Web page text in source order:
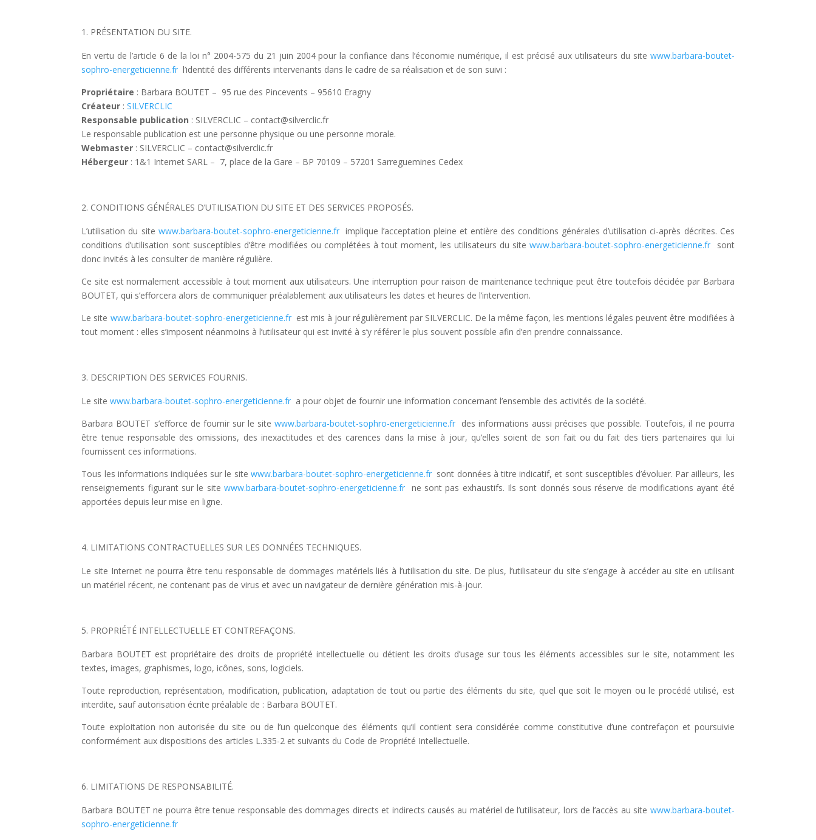
PRÉSENTATION DU SITE.
En vertu de l’article 6 de la loi n° 2004-575 du 21 juin 2004 pour la confiance dans l’économie numérique, il est précisé aux utilisateurs du site www.barbara-boutet-
sophro-energeticienne.fr l’identité des différents intervenants dans le cadre de sa réalisation et de son suivi :
Propriétaire : Barbara BOUTET – 95 rue des Pincevents – 95610 Eragny
Créateur :SILVERCLIC
Responsable publication : SILVERCLIC – contact@silverclic.fr
Le responsable publication est une personne physique ou une personne morale.
Webmaster : SILVERCLIC – contact@silverclic.fr
Hébergeur : 1&1 Internet SARL – 7, place de la Gare – BP 70109 – 57201 Sarreguemines Cedex
CONDITIONS GÉNÉRALES D’UTILISATION DU SITE ET DES SERVICES PROPOSÉS.
L’utilisation du site www.barbara-boutet-sophro-energeticienne.fr implique l’acceptation pleine et entière des conditions générales d’utilisation ci-après décrites. Ces
conditions d’utilisation sont susceptibles d’être modifiées ou complétées à tout moment, les utilisateurs du sitewww.barbara-boutet-sophro-energeticienne.fr
sont
donc invités à les consulter de manière régulière.
Ce site est normalement accessible à tout moment aux utilisateurs. Une interruption pour raison de maintenance technique peut être toutefois décidée par Barbara
BOUTET, qui s’efforcera alors de communiquer préalablement aux utilisateurs les dates et heures de l’intervention.
Le site www.barbara-boutet-sophro-energeticienne.fr est mis à jour régulièrement par SILVERCLIC. De la même façon, les mentions légales peuvent être modifiées à
tout moment : elles s’imposent néanmoins à l’utilisateur qui est invité à s’y référer le plus souvent possible afin d’en prendre connaissance.
DESCRIPTION DES SERVICES FOURNIS.
Le sitewww.barbara-boutet-sophro-energeticienne.fr a pour objet de fournir une information concernant l’ensemble des activités de la société.
Barbara BOUTET s’efforce de fournir sur le site www.barbara-boutet-sophro-energeticienne.fr des informations aussi précises que possible. Toutefois, il ne pourra
être tenue responsable des omissions, des inexactitudes et des carences dans la mise à jour, qu’elles soient de son fait ou du fait des tiers partenaires qui lui
fournissent ces informations.
Tous les informations indiquées sur le site www.barbara-boutet-sophro-energeticienne.fr sont données à titre indicatif, et sont susceptibles d’évoluer. Par ailleurs, les
renseignements figurant sur le sitewww.barbara-boutet-sophro-energeticienne.fr ne sont pas exhaustifs. Ils sont donnés sous réserve de modifications ayant été
apportées depuis leur mise en ligne.
LIMITATIONS CONTRACTUELLES SUR LES DONNÉES TECHNIQUES.
Le site Internet ne pourra être tenu responsable de dommages matériels liés à l’utilisation du site. De plus, l’utilisateur du site s’engage à accéder au site en utilisant
un matériel récent, ne contenant pas de virus et avec un navigateur de dernière génération mis-à-jour.
PROPRIÉTÉ INTELLECTUELLE ET CONTREFAÇONS.
Barbara BOUTET est propriétaire des droits de propriété intellectuelle ou détient les droits d’usage sur tous les éléments accessibles sur le site, notamment les
textes, images, graphismes, logo, icônes, sons, logiciels.
Toute reproduction, représentation, modification, publication, adaptation de tout ou partie des éléments du site, quel que soit le moyen ou le procédé utilisé, est
interdite, sauf autorisation écrite préalable de : Barbara BOUTET.
Toute exploitation non autorisée du site ou de l’un quelconque des éléments qu’il contient sera considérée comme constitutive d’une contrefaçon et poursuivie
conformément aux dispositions des articles L.335-2 et suivants du Code de Propriété Intellectuelle.
LIMITATIONS DE RESPONSABILITÉ.
Barbara BOUTET ne pourra être tenue responsable des dommages directs et indirects causés au matériel de l’utilisateur, lors de l’accès au site www.barbara-boutet-
sophro-energeticienne.fr